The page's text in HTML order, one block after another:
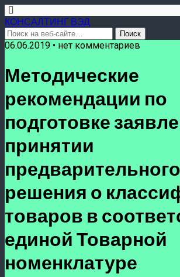
КОНСАЛТИНГ ВЭД
06.06.2019 • нет комментариев
Методические
рекомендации по
подготовке
принятии
предварительного
решения о
товаров в
единой Товарной
номенклатуре